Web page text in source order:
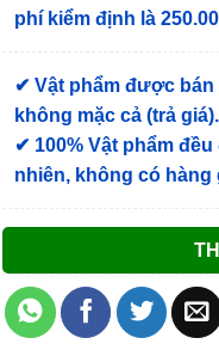
phí kiểm định là
✔ Vật phẩm được
không mặc cả (trả giá).
✔ 100% Vật phẩm
nhiên, không có hàng